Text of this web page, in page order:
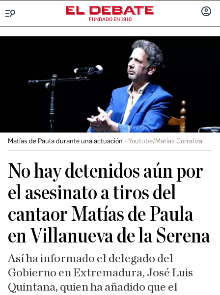
FUNDADO EN 1910
Matías de Paula durante una actuación Youtube/Matías Corraliza
No hay detenidos aún por
el asesinato a tiros del
cantaor Matías de Paula
en Villanueva de la Serena
Así ha informado el delegado del
Gobierno en Extremadura, José Luis
Quintana, quien ha añadido que el